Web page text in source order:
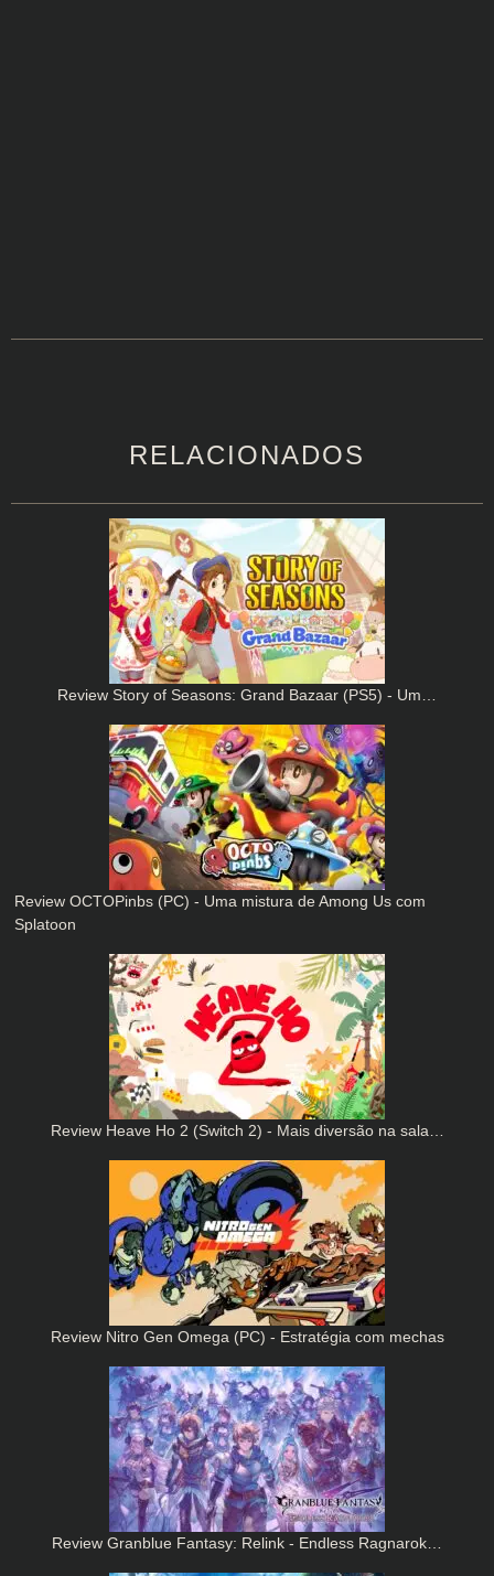
RELACIONADOS
Review Story of Seasons: Grand Bazaar (PS5) - Um…
Review OCTOPinbs (PC) - Uma mistura de Among Us com
Splatoon
Review Heave Ho 2 (Switch 2) - Mais diversão na sala…
Review Nitro Gen Omega (PC) - Estratégia com mechas
Review Granblue Fantasy: Relink - Endless Ragnarok…